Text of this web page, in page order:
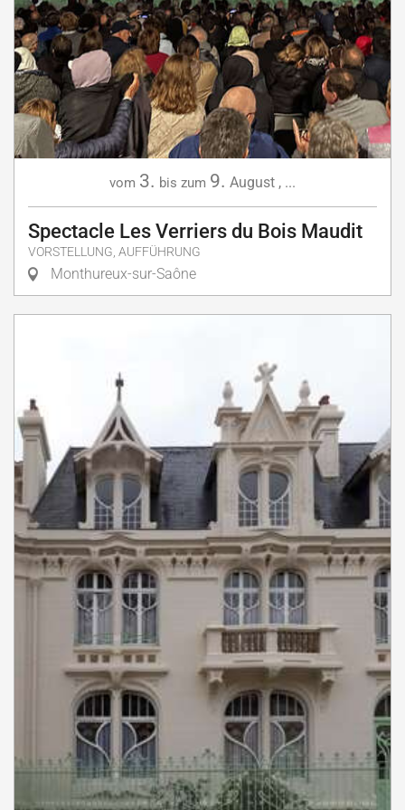
vom 3. bis zum 9. August , ...
Spectacle Les Verriers du Bois Maudit
VORSTELLUNG, AUFFÜHRUNG
Monthureux-sur-Saône